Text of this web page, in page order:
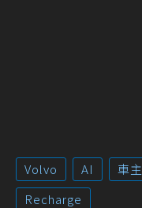
Volvo AI 車主
Recharge